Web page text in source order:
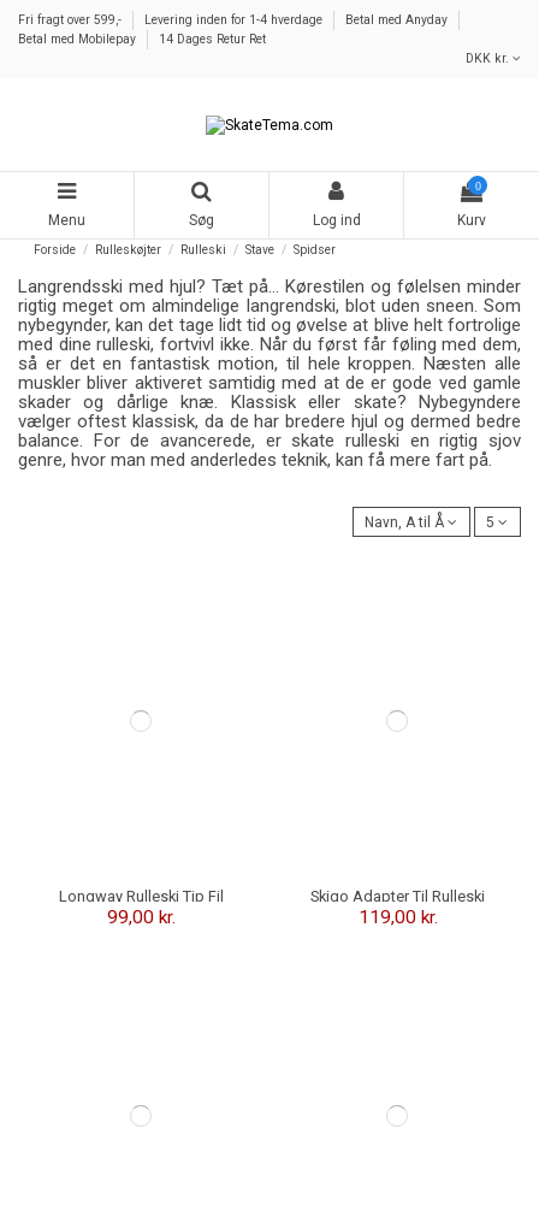
Fri fragt over 599,- Levering inden for 1-4 hverdage
Betal med Anyday
Betal med Mobilepay
14 Dages Retur Ret
DKK kr.
Menu Søg Log ind
0
Kurv
Forside Rulleskøjter Rulleski Stave Spidser
Langrendsski med hjul? Tæt på... Kørestilen og følelsen minder
rigtig meget om almindelige langrendski, blot uden sneen. Som
nybegynder, kan det tage lidt tid og øvelse at blive helt fortrolige
med dine rulleski, fortvivl ikke. Når du først får føling med dem,
så er det en fantastisk motion, til hele kroppen. Næsten alle
muskler bliver aktiveret samtidig med at de er gode ved gamle
skader og dårlige knæ. Klassisk eller skate? Nybegyndere
vælger oftest klassisk, da de har bredere hjul og dermed bedre
balance. For de avancerede, er skate rulleski en rigtig sjov
genre, hvor man med anderledes teknik, kan få mere fart på.
Navn, A til Å 5
Longway Rulleski Tip Fil
99,00 kr.
Skigo Adapter Til Rulleski
Trinse / Basket
119,00 kr.